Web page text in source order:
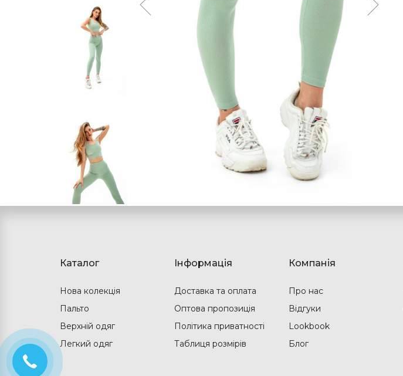
Каталог
Нова колекція
Пальто
Верхній одяг
Легкий одяг
Інформація
Доставка та оплата
Оптова пропозиція
Політика приватності
Таблиця розмірів
Компанія
Про нас
Відгуки
Lookbook
Блог